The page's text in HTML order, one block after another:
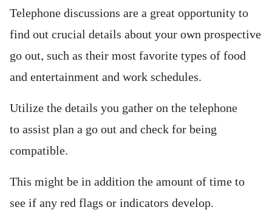
Telephone discussions are a great opportunity to
find out crucial details about your own prospective
go out, such as their most favorite types of food
and entertainment and work schedules.
Utilize the details you gather on the telephone
to assist plan a go out and check for being
compatible.
This might be in addition the amount of time to
see if any red flags or indicators develop.